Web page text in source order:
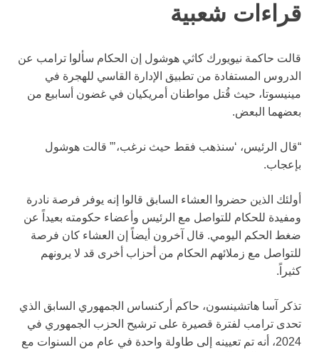
قراءات شعبية
قالت حاكمة نيويورك كاثي هوشول إن الحكام سألوا ترامب عن
الدروس المستفادة من تطبيق الإدارة القاسي للهجرة في
مينيسوتا، حيث قُتل مواطنان أمريكيان في غضون أسابيع من
بعضهما البعض.
“قال الرئيس، ‘سنذهب فقط حيث نرغب،’” قالت هوشول
بإعجاب.
أولئك الذين حضروا العشاء السابق قالوا إنه يوفر فرصة نادرة
ومفيدة للحكام للتواصل مع الرئيس وأعضاء حكومته بعيداً عن
ضغط الحكم اليومي. قال آخرون أيضاً إن العشاء كان فرصة
للتواصل مع زملائهم الحكام من أحزاب أخرى قد لا يرونهم
كثيراً.
تذكر آسا هاتشينسون، حاكم أركنساس الجمهوري السابق الذي
تحدى ترامب لفترة قصيرة على ترشيح الحزب الجمهوري في
2024، أنه تم تعيينه إلى طاولة واحدة في عام من السنوات مع